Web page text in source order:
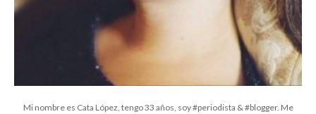
Mi nombre es Cata López, tengo 33 años, soy #periodista & #blogger. Me